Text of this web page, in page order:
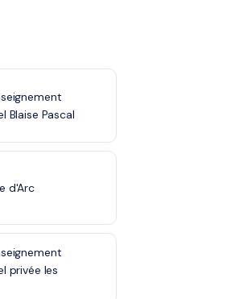
Blaise Pascal
d'Arc
privée les